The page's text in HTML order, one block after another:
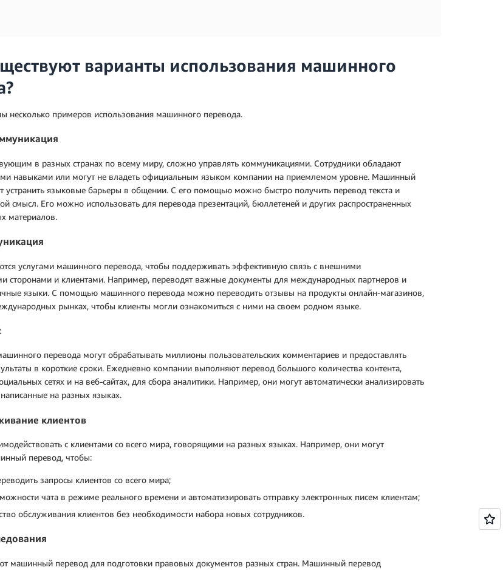
варианты использования машинного
несколько примеров использования машинного перевода.
в разных странах по всему миру, сложно управлять коммуникациями. Сотрудники обладают
навыками или могут не владеть официальным языком компании на приемлемом уровне. Машинный
устранить языковые барьеры в общении. С его помощью можно быстро получить перевод текста и
смысл. Его можно использовать для перевода презентаций, бюллетеней и других распространенных
материалов.
услугами машинного перевода, чтобы поддерживать эффективную связь с внешними
сторонами и клиентами. Например, переводят важные документы для международных партнеров и
языки. С помощью машинного перевода можно переводить отзывы на продукты онлайн-магазинов,
рынках, чтобы клиенты могли ознакомиться с ними на своем родном языке.
перевода могут обрабатывать миллионы пользовательских комментариев и предоставлять
в короткие сроки. Ежедневно компании выполняют перевод большого количества контента,
сетях и на веб-сайтах, для сбора аналитики. Например, они могут автоматически анализировать
на разных языках.
клиентов
с клиентами со всего мира, говорящими на разных языках. Например, они могут
перевод, чтобы:
запросы клиентов со всего мира;
чата в режиме реального времени и автоматизировать отправку электронных писем клиентам;
обслуживания клиентов без необходимости набора новых сотрудников.
машинный перевод для подготовки правовых документов разных стран. Машинный перевод